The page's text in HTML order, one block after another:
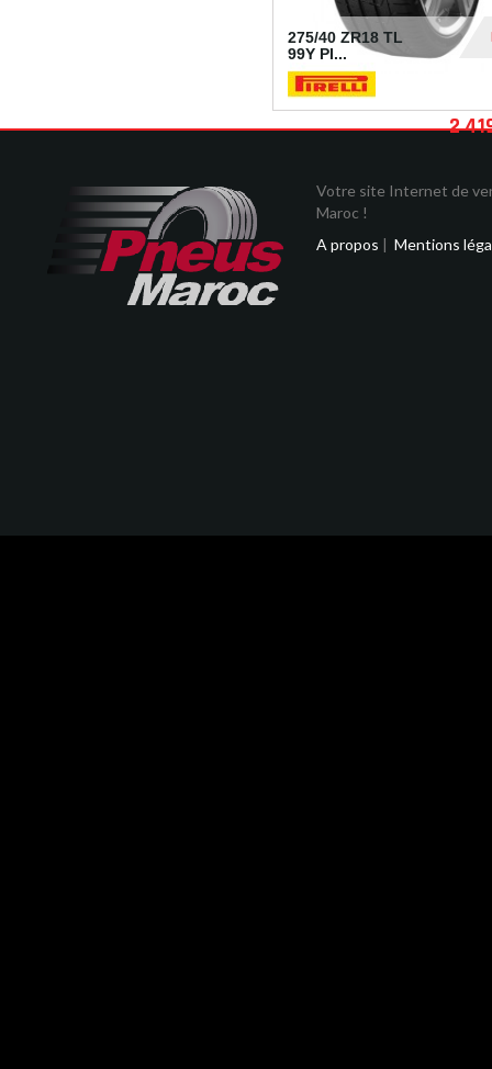
275/40 ZR18 TL
99Y PI...
2
Votre site Internet de
Maroc !
A propos | Mentions